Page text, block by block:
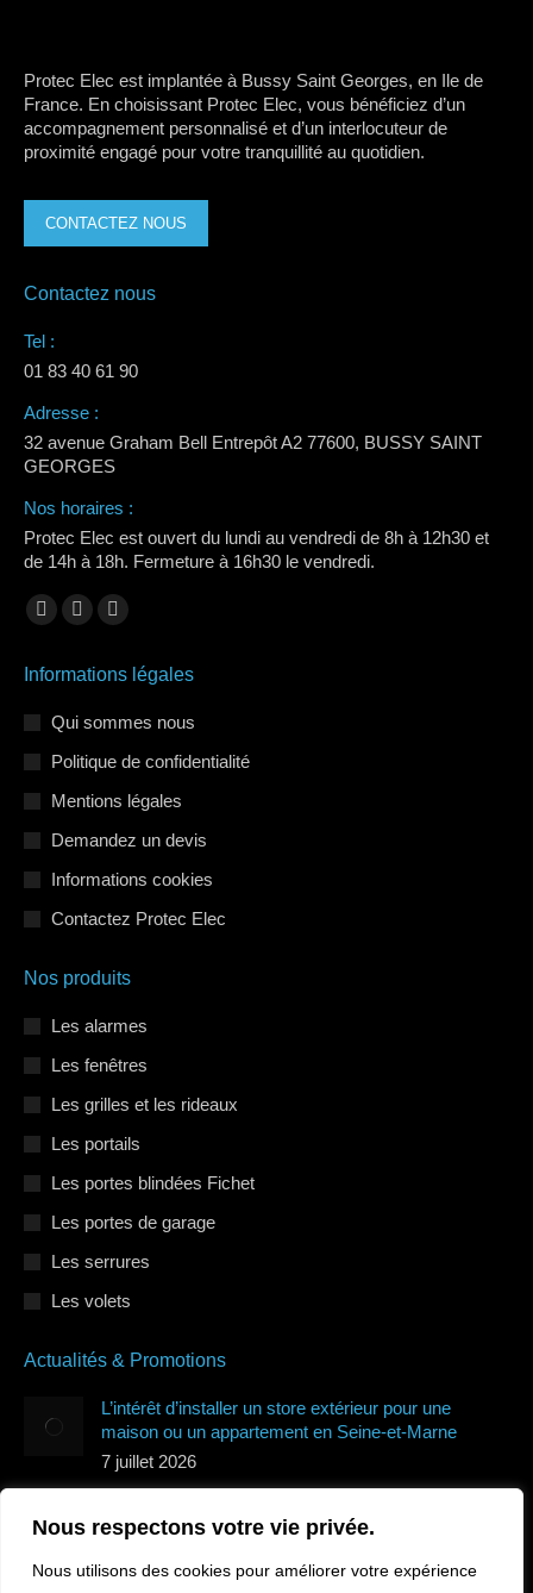
Nous respectons votre vie privée.
Nous utilisons des cookies pour améliorer votre expérience
Protec Elec est implantée à Bussy Saint Georges, en Ile de
France. En choisissant Protec Elec, vous bénéficiez d’un
accompagnement personnalisé et d’un interlocuteur de
proximité engagé pour votre tranquillité au quotidien.
CONTACTEZ NOUS
Contactez nous
Tel :
01 83 40 61 90
Adresse :
32 avenue Graham Bell Entrepôt A2 77600, BUSSY SAINT
GEORGES
Nos horaires :
Protec Elec est ouvert du lundi au vendredi de 8h à 12h30 et
de 14h à 18h. Fermeture à 16h30 le vendredi.
Trouvez nous sur :
La
Facebook
s'ouvre
nouvelle
fenêtre
La
LinkedIn
s'ouvre
nouvelle
fenêtre
La
Instagram
s'ouvre
nouvelle
fenêtre
Informations légales
Qui sommes nous
Politique de confidentialité
Mentions légales
Demandez un devis
Informations cookies
Contactez Protec Elec
Nos produits
Les alarmes
Les fenêtres
Les grilles et les rideaux
Les portails
Les portes blindées Fichet
Les portes de garage
Les serrures
Les volets
Actualités & Promotions
L’intérêt d’installer un store extérieur pour une
maison ou un appartement en Seine-et-Marne
7 juillet 2026
la canicule en Île-de-France ?